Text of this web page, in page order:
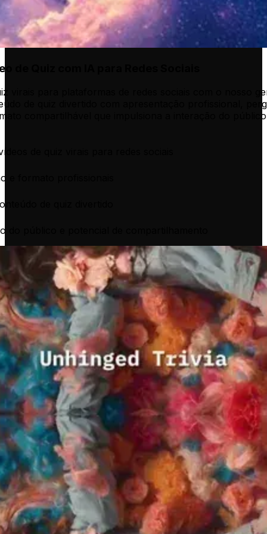
de Quiz com IA para Redes Sociais
virais para plataformas de redes sociais com o nosso
de quiz divertido com apresentação profissional,
compartilhável que impulsiona a interação do
de quiz virais para redes sociais
e formato profissionais
de quiz divertido
do público e potencial de compartilhamento